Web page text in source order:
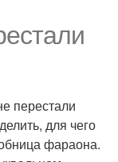
перестали
для чего
фараона.